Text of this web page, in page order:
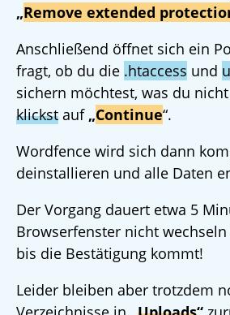
„Remove extended
Anschließend öffnet sich ein
fragt, ob du die .htaccess und
sichern möchtest, was du
klickst auf „Continue“.
Wordfence wird sich dann
deinstallieren und alle Daten
Der Vorgang dauert etwa 5
Browserfenster nicht
bis die Bestätigung kommt!
Leider bleiben aber trotzdem